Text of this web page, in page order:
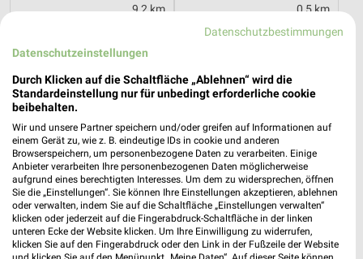
9,2 km 0,5 km
Angebote ab 03.08.
toom Baumarkt XXXLutz
Datenschutzbestimmungen
Datenschutzeinstellungen
Durch Klicken auf die Schaltfläche „Ablehnen“ wird die
Standardeinstellung nur für unbedingt erforderliche cookie
beibehalten.
Wir und unsere Partner speichern und/oder greifen auf Informationen auf
einem Gerät zu, wie z. B. eindeutige IDs in cookie und anderen
Browserspeichern, um personenbezogene Daten zu verarbeiten. Einige
Anbieter verarbeiten Ihre personenbezogenen Daten möglicherweise
aufgrund eines berechtigten Interesses. Um dem zu widersprechen, öffnen
Sie die „Einstellungen“. Sie können Ihre Einstellungen akzeptieren, ablehnen
oder verwalten, indem Sie auf die Schaltfläche „Einstellungen verwalten“
klicken oder jederzeit auf die Fingerabdruck-Schaltfläche in der linken
unteren Ecke der Website klicken. Um Ihre Einwilligung zu widerrufen,
klicken Sie auf den Fingerabdruck oder den Link in der Fußzeile der Website